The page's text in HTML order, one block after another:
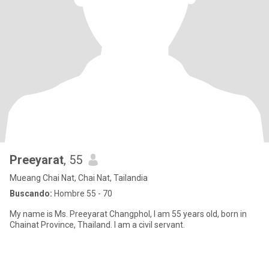
Preeyarat, 55
Mueang Chai Nat, Chai Nat, Tailandia
Buscando: Hombre 55 - 70
My name is Ms. Preeyarat Changphol, I am 55 years old, born in
Chainat Province, Thailand. I am a civil servant.